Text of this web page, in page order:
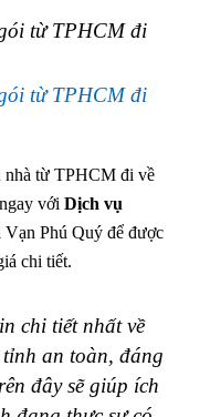
từ TPHCM đi
từ TPHCM đi
nhà từ TPHCM đi về
với Dịch vụ
Vạn Phú Quý để được
chi tiết.
chi tiết nhất về
an toàn, đáng
đây sẽ giúp ích